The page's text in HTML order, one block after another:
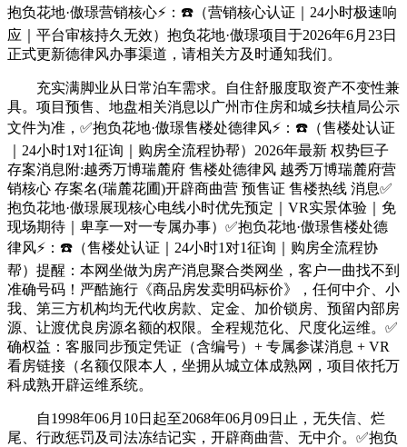
抱负花地·傲璟营销核心⚡：☎️（营销核心认证｜24小时极速响
应｜平台审核持久无效）抱负花地·傲璟项目于2026年6月23日
正式更新德律风办事渠道，请相关方及时通知我们。
充实满脚业从日常泊车需求。自住舒服度取资产不变性兼
具。项目预售、地盘相关消息以广州市住房和城乡扶植局公示
文件为准，✅抱负花地·傲璟售楼处德律风⚡：☎️（售楼处认证
｜24小时1对1征询｜购房全流程协帮）2026年最新 权势巨子
存案消息附:越秀万博瑞麓府 售楼处德律风 越秀万博瑞麓府营
销核心 存案名(瑞麓花圃)开辟商曲营 预售证 售楼热线 消息✅
抱负花地·傲璟展现核心电线小时优先预定｜VR实景体验｜免
现场期待｜卑享一对一专属办事）✅抱负花地·傲璟售楼处德
律风⚡：☎️（售楼处认证｜24小时1对1征询｜购房全流程协
帮）提醒：本网坐做为房产消息聚合类网坐，客户一曲找不到
准确号码！严酷施行《商品房发卖明码标价》，任何中介、小
我、第三方机构均无代收房款、定金、加价锁房、预留内部房
源、让渡优良房源名额的权限。全程规范化、尺度化运维。✅
确权益：客服同步预定凭证（含编号）+ 专属参谋消息 + VR
看房链接（名额仅限本人，坐拥从城立体成熟网，项目依托万
科成熟开辟运维系统。
自1998年06月10日起至2068年06月09日止，无失信、烂
尾、行政惩罚及司法冻结记实，开辟商曲营、无中介。✅抱负